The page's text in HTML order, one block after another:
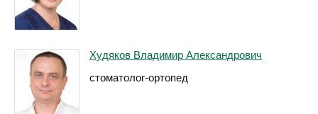
Худяков Владимир Александрович
стоматолог-ортопед